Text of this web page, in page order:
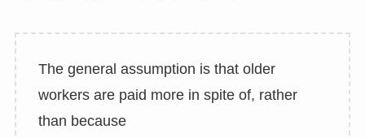
The general assumption is that older
workers are paid more in spite of, rather
than because